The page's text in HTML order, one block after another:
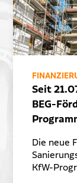
Seit
BEG-
Die neue
KfW-